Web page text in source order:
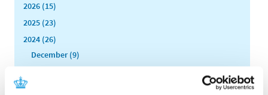
2026 (15)
2025 (23)
2024 (26)
December (9)
November (1)